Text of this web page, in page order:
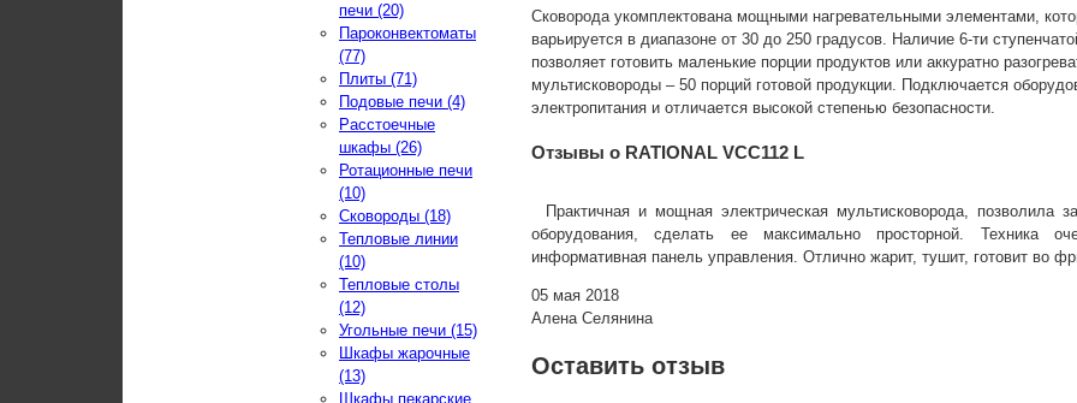
Сковорода укомплектована мощными нагревательными элементами,
варьируется в диапазоне от 30 до 250 градусов. Наличие 6-ти
позволяет готовить маленькие порции продуктов или аккуратно
мультисковороды – 50 порций готовой продукции. Подключается
электропитания и отличается высокой степенью безопасности.
Отзывы о RATIONAL VCC112 L
Практичная и мощная электрическая мультисковорода, позволила
оборудования, сделать ее максимально просторной. Техника
информативная панель управления. Отлично жарит, тушит, готовит во
05 мая 2018
Алена Селянина
Оставить отзыв
печи (20)
Пароконвектоматы
(77)
Плиты (71)
Подовые печи (4)
Расстоечные
шкафы (26)
Ротационные печи
(10)
Сковороды (18)
Тепловые линии
(10)
Тепловые столы
(12)
Угольные печи (15)
Шкафы жарочные
(13)
Шкафы пекарские